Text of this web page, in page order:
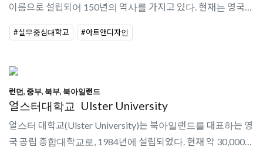
이름으로 설립되어 150년의 역사를 가지고 있다. 현재는 영국내
에 14번째로 큰 대학교로 25,000명 이상의 학생들이 공부하고
있다.
#실무중심대학교 #아트앤디자인
런던, 중부, 북부, 북아일랜드
얼스터대학교 Ulster University
얼스터 대학교(Ulster University)는 북아일랜드를 대표하는 영
국 공립 종합대학교로, 1984년에 설립되었다. 현재 약 30,000명